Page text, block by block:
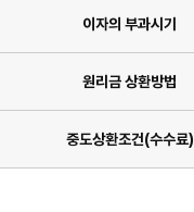
이자의 부과시기
원리금 상환방법
중도상환조건(수수료)